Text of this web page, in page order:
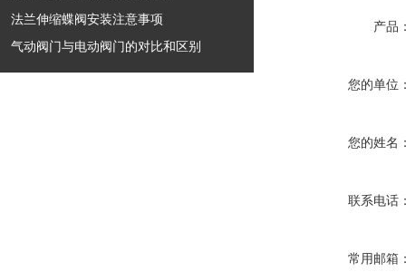
法兰伸缩蝶阀安装注意事项
气动阀门与电动阀门的对比和区别
产品
您的单位
您的姓名
联系电话
常用邮箱